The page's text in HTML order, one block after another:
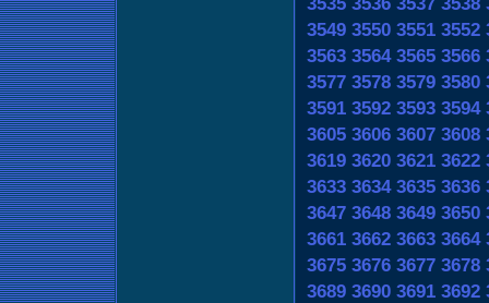
3549 3550 3551 3552
3563 3564 3565 3566
3577 3578 3579 3580
3591 3592 3593 3594
3605 3606 3607 3608
3619 3620 3621 3622
3633 3634 3635 3636
3647 3648 3649 3650
3661 3662 3663 3664
3675 3676 3677 3678
3689 3690 3691 3692